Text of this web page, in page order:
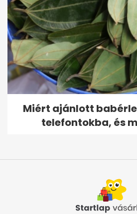
Miért ajánlott
telefontokba, és